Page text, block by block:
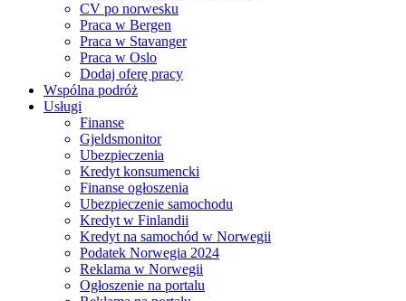
CV po norwesku
Praca w Bergen
Praca w Stavanger
Praca w Oslo
Dodaj oferę pracy
Wspólna podróż
Usługi
Finanse
Gjeldsmonitor
Ubezpieczenia
Kredyt konsumencki
Finanse ogłoszenia
Ubezpieczenie samochodu
Kredyt w Finlandii
Kredyt na samochód w Norwegii
Podatek Norwegia 2024
Reklama w Norwegii
Ogłoszenie na portalu